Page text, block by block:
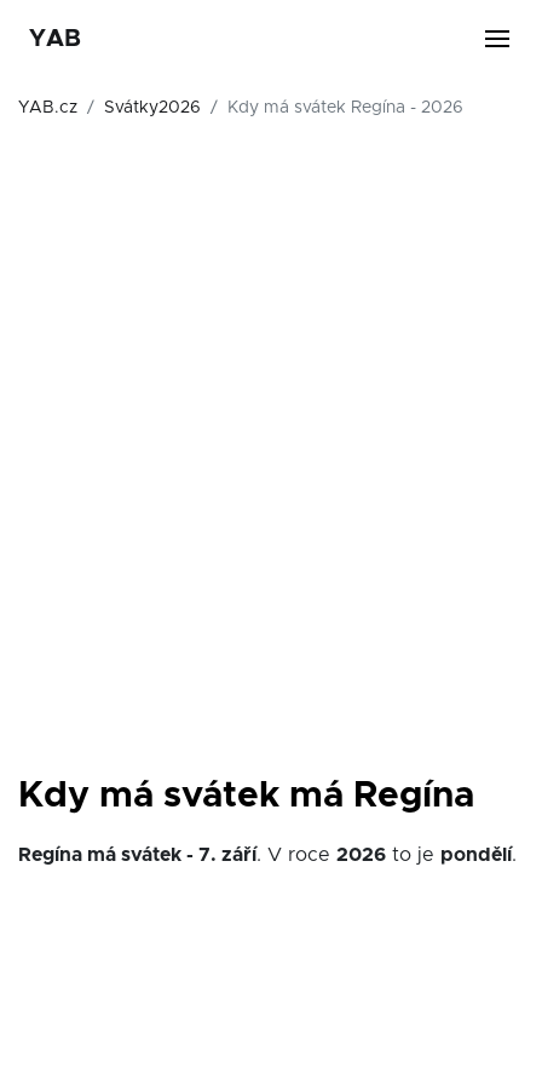
YAB
YAB.cz Svátky2026 Kdy má svátek Regína - 2026
Kdy má svátek má Regína
Regína má svátek - 7. září. V roce 2026 to je pondělí.